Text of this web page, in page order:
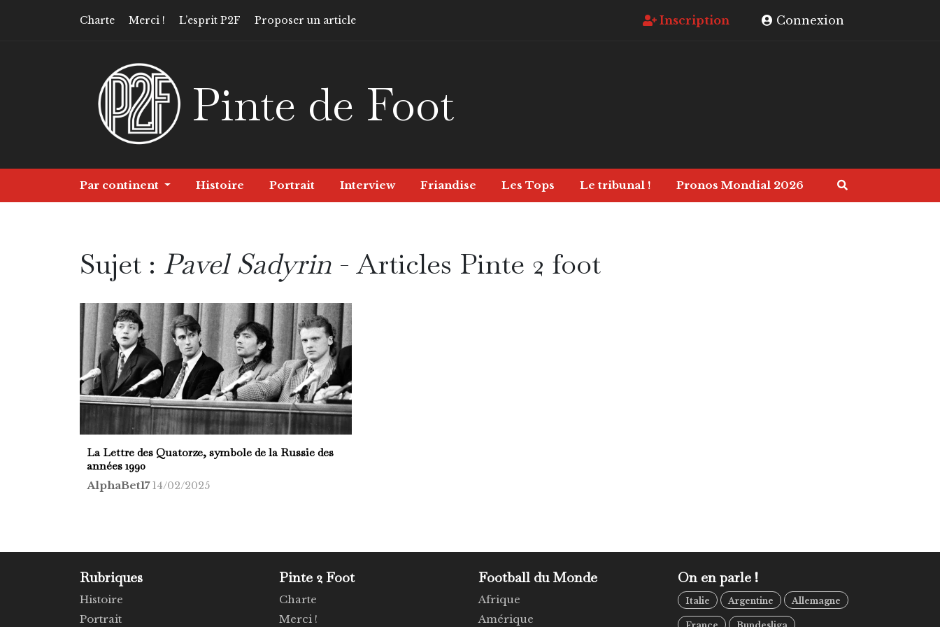
Charte Merci ! L’esprit P2F Proposer un article Inscription Connexion
Pinte de Foot
Par continent Histoire Portrait Interview Friandise Les Tops Le tribunal ! Pronos Mondial 2026
Sujet : Pavel Sadyrin - Articles Pinte 2 foot
La Lettre des Quatorze, symbole de la Russie des
années 1990
AlphaBet1714/02/2025
Rubriques
Histoire
Portrait
Pinte 2 Foot
Charte
Merci !
Football du Monde
Afrique
Amérique
On en parle !
Italie Argentine Allemagne